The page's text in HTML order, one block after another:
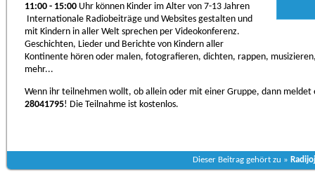
11:00 - 15:00 Uhr können Kinder im Alter von 7-13 Jahren
Internationale Radiobeiträge und Websites gestalten und
mit Kindern in aller Welt sprechen per Videokonferenz.
Geschichten, Lieder und Berichte von Kindern aller
Kontinente hören oder malen, fotografieren, dichten, rappen,
mehr...
Wenn ihr teilnehmen wollt, ob allein oder mit einer Gruppe, dann
28041795! Die Teilnahme ist kostenlos.
Dieser Beitrag gehört zu »